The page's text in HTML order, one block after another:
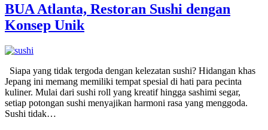
BUA Atlanta, Restoran Sushi dengan
Konsep Unik
Siapa yang tidak tergoda dengan kelezatan sushi? Hidangan khas
Jepang ini memang memiliki tempat spesial di hati para pecinta
kuliner. Mulai dari sushi roll yang kreatif hingga sashimi segar,
setiap potongan sushi menyajikan harmoni rasa yang menggoda.
Sushi tidak…